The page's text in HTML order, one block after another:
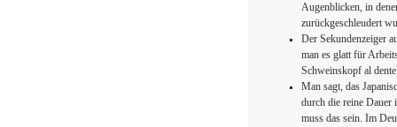
Augenblicken, in
zurückgeschleudert
Der Sekundenzeiger
man es glatt für
Schweinskopf al
Man sagt, das
durch die reine Dauer
muss das sein. Im